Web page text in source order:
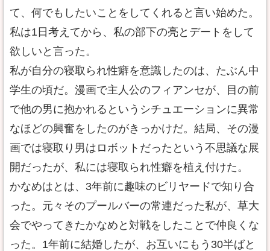
て、何でもしたいことをしてくれると言い始めた。
私は1日考えてから、私の部下の亮とデートをして
欲しいと言った。
私が自分の寝取られ性癖を意識したのは、たぶん中
学生の頃だ。漫画で主人公のフィアンセが、目の前
で他の男に抱かれるというシチュエーションに異常
なほどの興奮をしたのがきっかけだ。結局、その漫
画では寝取り男はロボットだったという不思議な展
開だったが、私には寝取られ性癖を植え付けた。
かなめはとは、3年前に趣味のビリヤードで知り合
った。元々そのプールバーの常連だった私が、草大
会でやってきたかなめと対戦をしたことで仲良くな
った。1年前に結婚したが、お互いにもう30半ばと